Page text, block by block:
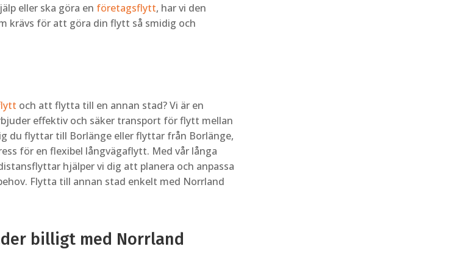
eller ska göra en företagsflytt, har vi den
krävs för att göra din flytt så smidig och
och att flytta till en annan stad? Vi är en
effektiv och säker transport för flytt mellan
du flyttar till Borlänge eller flyttar från Borlänge,
för en flexibel långvägaflytt. Med vår långa
hjälper vi dig att planera och anpassa
Flytta till annan stad enkelt med Norrland
billigt med Norrland